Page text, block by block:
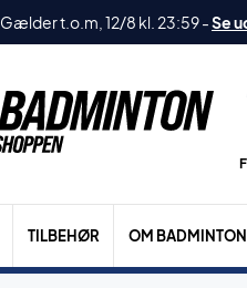
Gælder t.o.m, 12/8 kl. 23:59-Se
TILBEHØR OM BADMINTON